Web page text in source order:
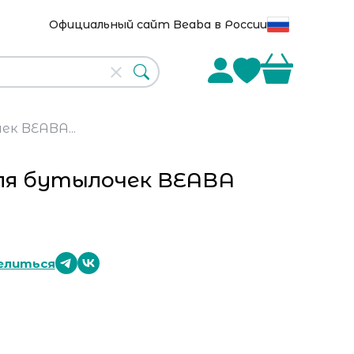
Официальный сайт Beaba в России
BEABA...
бутылочек BEABA